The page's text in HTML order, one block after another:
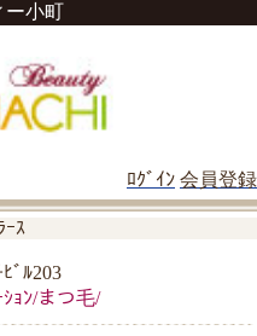
ー小町
ﾛｸﾞｲﾝ 会員登録
ｰｽ
ﾞﾙ203
ｼｮﾝ/まつ毛/